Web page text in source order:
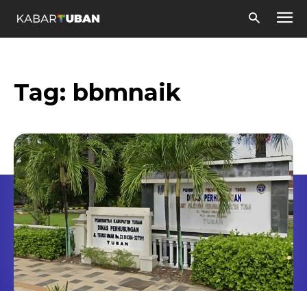
Tag: bbmnaik